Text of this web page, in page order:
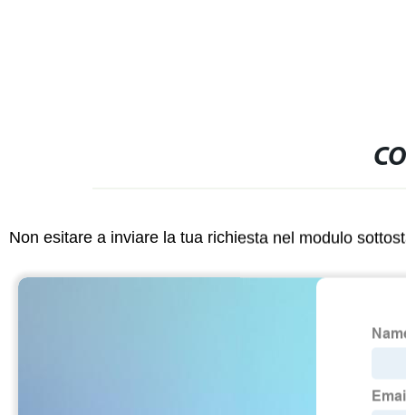
Non esitare a inviare la tua richiesta nel modulo